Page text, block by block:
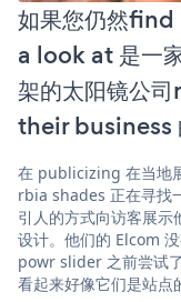
如果您仍然
a look at 是一
架的太阳镜公
their business
在 publicizing 在当地
rbia shades 正在寻找
引人的方式向访客展示
设计。他们的 Elcom
powr slider 之前尝试
看起来好像它们是站点